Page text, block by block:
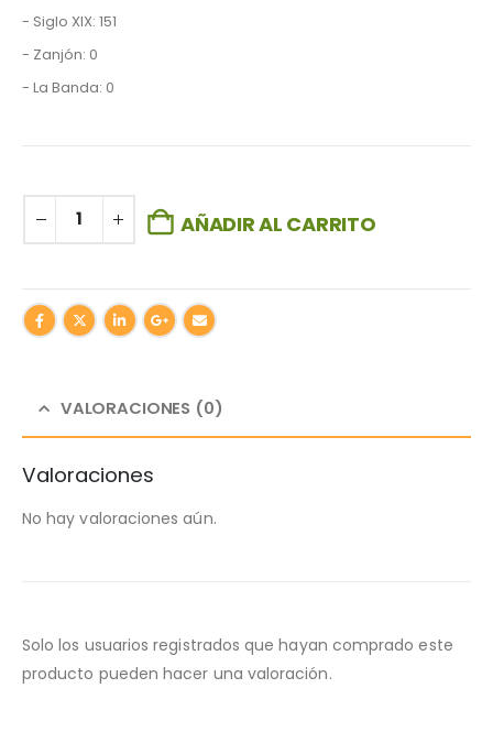
- Siglo XIX: 151
- Zanjón: 0
- La Banda: 0
AÑADIR AL CARRITO
VALORACIONES (0)
Valoraciones
No hay valoraciones aún.
Solo los usuarios registrados que hayan comprado este
producto pueden hacer una valoración.